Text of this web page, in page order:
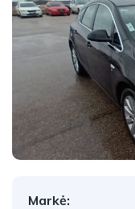
Markė: